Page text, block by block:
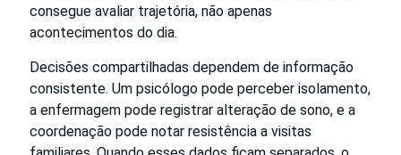
consegue avaliar trajetória, não apenas
acontecimentos do dia.
Decisões compartilhadas dependem de informação
consistente. Um psicólogo pode perceber isolamento,
a enfermagem pode registrar alteração de sono, e a
coordenação pode notar resistência a visitas